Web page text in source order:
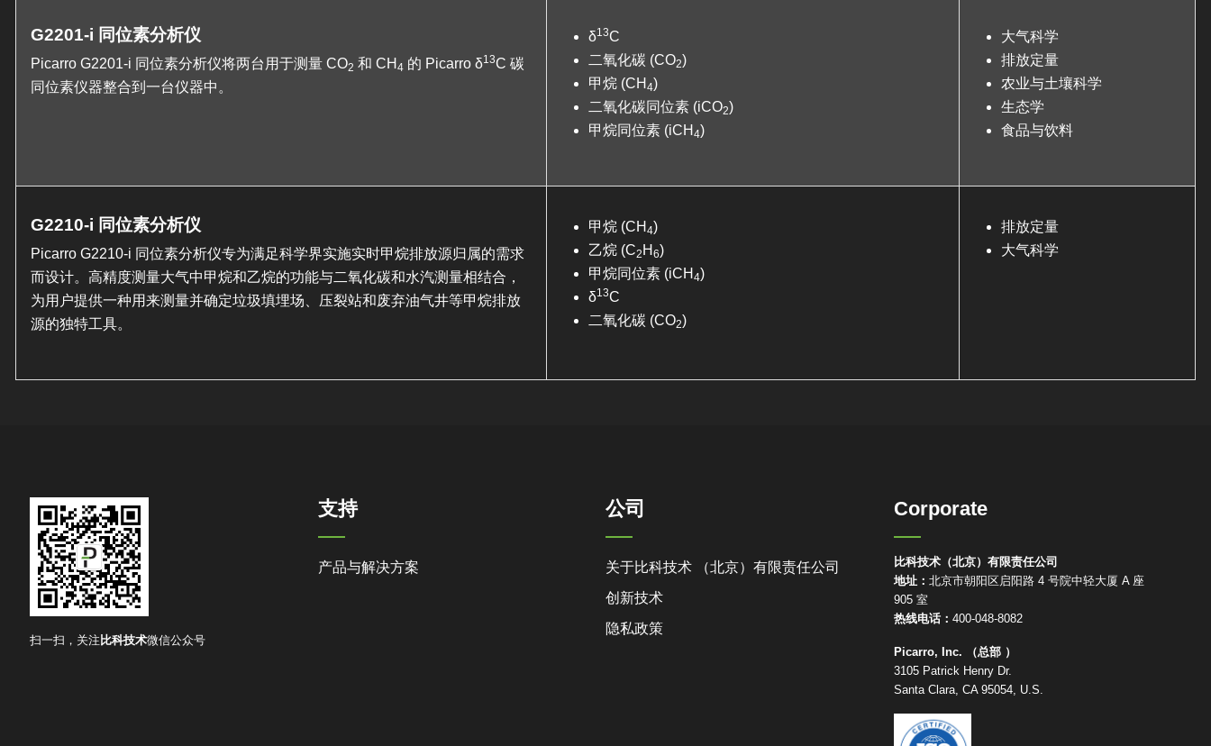
G2201-i 同位素分析仪
Picarro G2201-i 同位素分析仪将两台用于测量 CO2 和 CH 4 的 Picarro δ13C 碳
同位素仪器整合到一台仪器中。
δ13C
二氧化碳 (CO2)
甲烷 (CH 4)
二氧化碳同位素 (iCO2)
甲烷同位素 (iCH 4)
大气科学
排放定量
农业与土壤科学
生态学
食品与饮料
G2210-i 同位素分析仪
Picarro G2210-i 同位素分析仪专为满足科学界实施实时甲烷排放源归属的需求
而设计。高精度测量大气中甲烷和乙烷的功能与二氧化碳和水汽测量相结合，
为用户提供一种用来测量并确定垃圾填埋场、压裂站和废弃油气井等甲烷排放
源的独特工具。
甲烷 (CH 4)
乙烷 (C2 H 6)
甲烷同位素 (iCH 4)
δ13C
二氧化碳 (CO2)
排放定量
大气科学
扫一扫，关注 比科技术微信公众号
支持
产品与解决方案
公司
关于比科技术 （北京）有限责任公司
创新技术
隐私政策
Corporate
比科技术（北京）有限责任公司
地址： 北京市朝阳区启阳路 4 号院中轻大厦 A 座
905 室
热线电话： 400-048-8082
Picarro, Inc. （总部 ）
3105 Patrick Henry Dr.
Santa Clara, CA 95054, U.S.